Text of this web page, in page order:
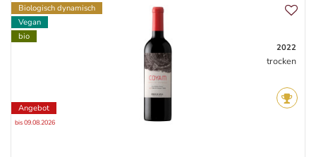
Biologisch dynamisch
Vegan
bio
Angebot
bis 09.08.2026
2022
trocken